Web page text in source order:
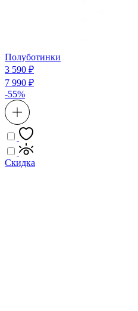
Полуботинки
3 590 ₽
7 990 ₽
-55%
Скидка